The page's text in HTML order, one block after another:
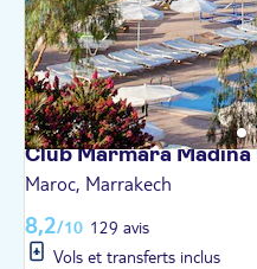
Club MarmaraMadina
Maroc, Marrakech
8,2/10 129 avis
Vols et transferts inclus